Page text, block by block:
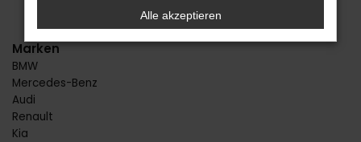
Marken
BMW
Mercedes-Benz
Audi
Renault
Kia
Alle akzeptieren